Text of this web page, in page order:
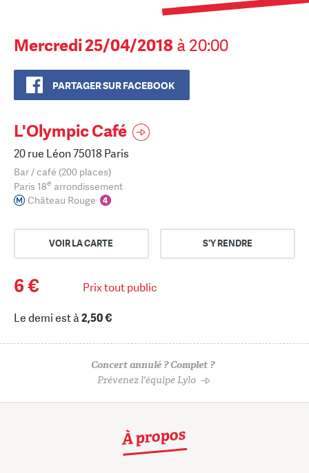
Mercredi 25/04/2018 à 20:00
PARTAGER SUR FACEBOOK
L'Olympic Café
20 rue Léon 75018 Paris
Bar / café (200 places)
Paris 18e arrondissement
Château Rouge
VOIR LA CARTE S'Y RENDRE
6 € Prix tout public
Le demi est à2,50 €
Concert annulé ? Complet ?
Prévenez l'équipe Lylo
À propos